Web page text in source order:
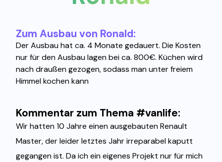
Zum Ausbau von Ronald:
Der Ausbau hat ca. 4 Monate gedauert. Die Kosten
nur für den Ausbau lagen bei ca. 800€. Küchen wird
nach draußen gezogen, sodass man unter freiem
Himmel kochen kann
Kommentar zum Thema #vanlife:
Wir hatten 10 Jahre einen ausgebauten Renault
Master, der leider letztes Jahr irreparabel kaputt
gegangen ist. Da ich ein eigenes Projekt nur für mich